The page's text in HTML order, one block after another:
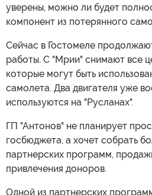
уверены, можно ли будет
компонент из потерянного
Сейчас в Гостомеле
работы. С "Мрии" снимают все
которые могут быть
самолета. Два двигателя уже
используются на "Русланах".
ГП "Антонов" не планирует
госбюджета, а хочет собрать
партнерских программ,
привлечения доноров.
Одной из партнерских